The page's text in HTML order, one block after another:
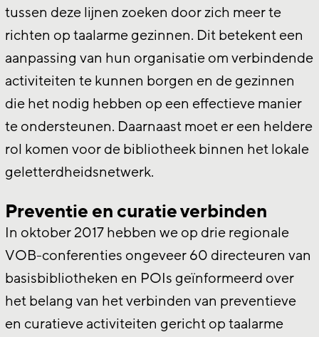
tussen deze lijnen zoeken door zich meer te
richten op taalarme gezinnen. Dit betekent een
aanpassing van hun organisatie om verbindende
activiteiten te kunnen borgen en de gezinnen
die het nodig hebben op een effectieve manier
te ondersteunen. Daarnaast moet er een heldere
rol komen voor de bibliotheek binnen het lokale
geletterdheidsnetwerk.
Preventie en curatie verbinden
In oktober 2017 hebben we op drie regionale
VOB-conferenties ongeveer 60 directeuren van
basisbibliotheken en POIs geïnformeerd over
het belang van het verbinden van preventieve
en curatieve activiteiten gericht op taalarme